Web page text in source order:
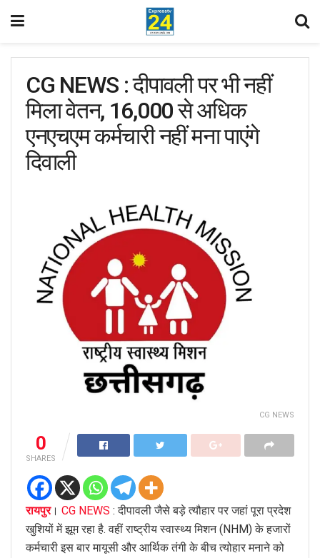
CG NEWS : दीपावली पर भी नहीं
मिला वेतन, 16,000 से अधिक
एनएचएम कर्मचारी नहीं मना पाएंगे
दिवाली
CG NEWS
0
SHARES
रायपुर। CG NEWS : दीपावली जैसे बड़े त्यौहार पर जहां पूरा प्रदेश
खुशियों में झूम रहा है. वहीं राष्ट्रीय स्वास्थ्य मिशन (NHM) के हजारों
कर्मचारी इस बार मायूसी और आर्थिक तंगी के बीच त्योहार मनाने को